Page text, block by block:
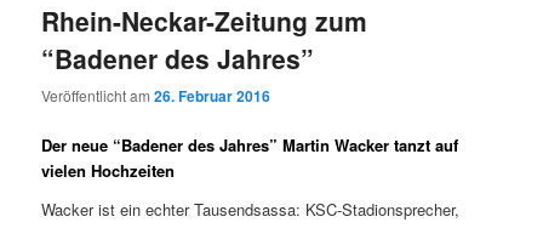
Rhein-Neckar-Zeitung zum
“Badener des Jahres”
Veröffentlicht am26. Februar 2016
Der neue “Badener des Jahres” Martin Wacker tanzt auf
vielen Hochzeiten
Wacker ist ein echter Tausendsassa: KSC-Stadionsprecher,